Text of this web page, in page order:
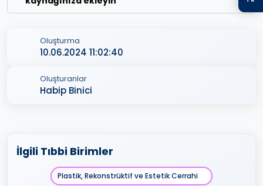
Oluşturma
10.06.2024 11:02:40
Oluşturanlar
Habip Binici
İlgili Tıbbi Birimler
Plastik, Rekonstrüktif ve Estetik Cerrahi